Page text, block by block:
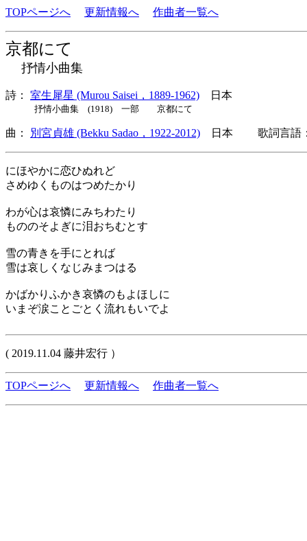
TOPページへ 更新情報へ 作曲者一覧へ
京都にて
抒情小曲集
詩： 室生犀星 (Murou Saisei，1889-1962) 日本
抒情小曲集 (1918) 一部 京都にて
曲： 別宮貞雄 (Bekku Sadao，1922-2012) 日本 歌詞言語：
にほやかに恋ひぬれど
さめゆくものはつめたかり
わが心は哀憐にみちわたり
もののそよぎに泪おちむとす
雪の青きを手にとれば
雪は哀しくなじみまつはる
かばかりふかき哀憐のもよほしに
いまぞ涙ことごとく流れもいでよ
( 2019.11.04 藤井宏行 ）
TOPページへ 更新情報へ 作曲者一覧へ